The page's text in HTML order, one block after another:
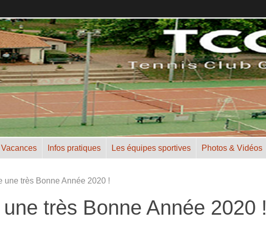
Infos pratiques Les équipes sportives Photos & Vidéos
une très Bonne Année 2020 !
très Bonne Année 2020 !